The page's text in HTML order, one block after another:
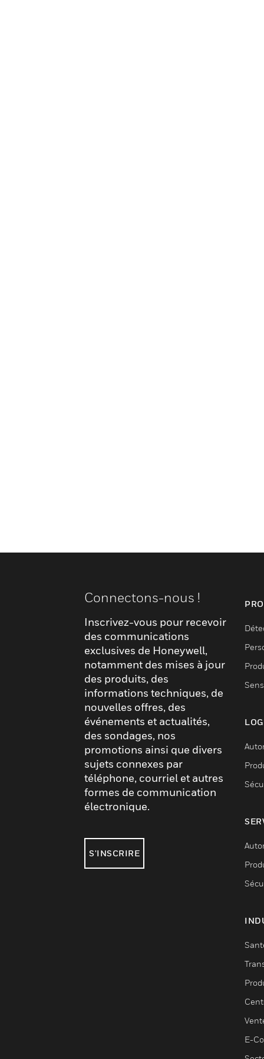
Connectons-nous !
Inscrivez-vous pour recevoir
des communications
exclusives de Honeywell,
notamment des mises à jour
des produits, des
informations techniques, de
nouvelles offres, des
événements et actualités,
des sondages, nos
promotions ainsi que divers
sujets connexes par
téléphone, courriel et autres
formes de communication
électronique.
S'INSCRIRE
E-